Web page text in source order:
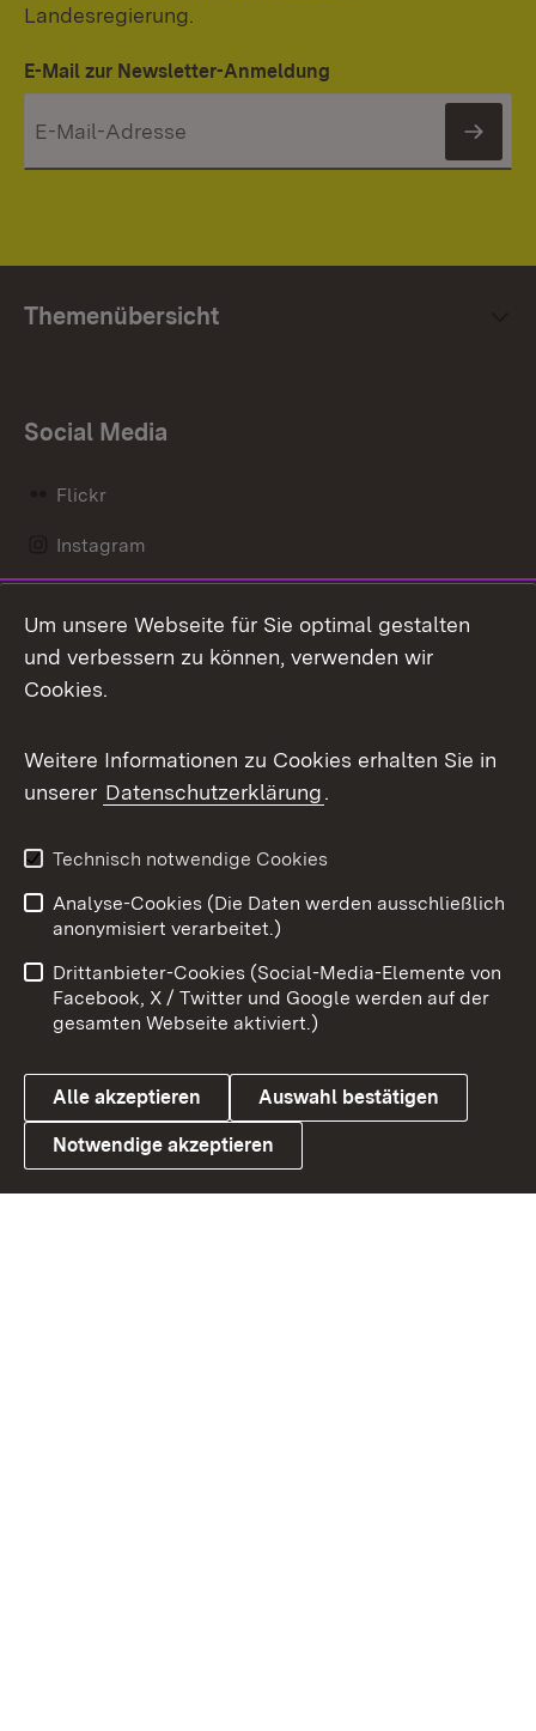
Landesregierung.
E-Mail zur Newsletter-Anmeldung
Themenübersicht
Social Media
Flickr
Instagram
Mastodon
Messenger
Social Wall
X / Twitter
Youtube
Link zum Landesportal
Benutzungshinweise
Barrierefreiheit
Datenschutz
Cookies
Um unsere Webseite für Sie optimal gestalten
und verbessern zu können, verwenden wir
Cookies.
Weitere Informationen zu Cookies erhalten Sie in
unserer Datenschutzerklärung.
Technisch notwendige Cookies
Analyse-Cookies (Die Daten werden ausschließlich
anonymisiert verarbeitet.)
Drittanbieter-Cookies (Social-Media-Elemente von
Facebook, X / Twitter und Google werden auf der
gesamten Webseite aktiviert.)
Alle akzeptieren Auswahl bestätigen
Notwendige akzeptieren